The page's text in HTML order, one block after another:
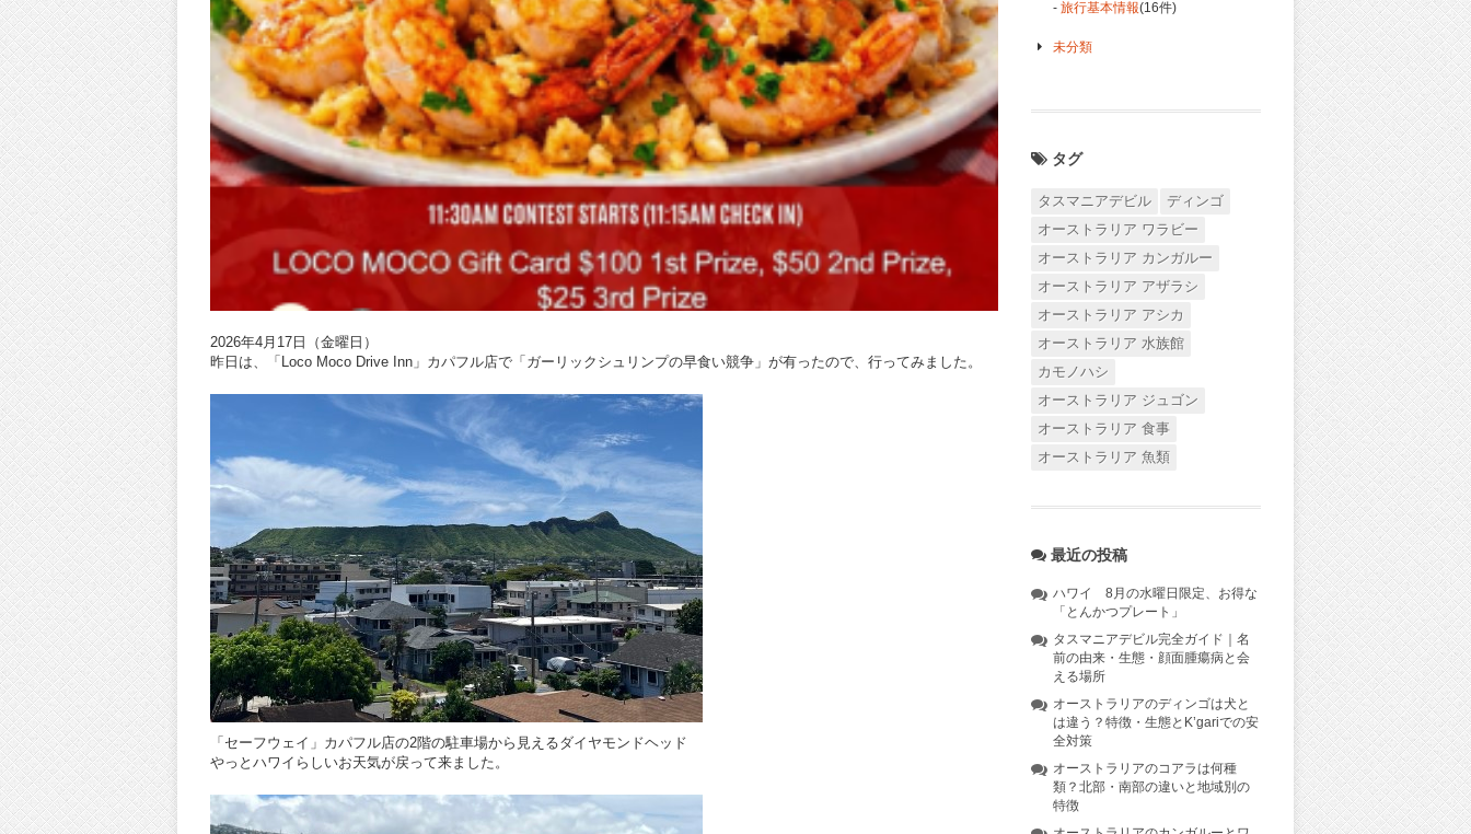
2026年4月17日（金曜日）
昨日は、「Loco Moco Drive Inn」カパフル店で「ガーリックシュリンプの早食い競争」が有ったので、行ってみました。
「セーフウェイ」カパフル店の2階の駐車場から見えるダイヤモンドヘッド
やっとハワイらしいお天気が戻って来ました。
- 旅行基本情報(16件)
未分類
タグ
タスマニアデビル
ディンゴ
オーストラリア ワラビー
オーストラリア カンガルー
オーストラリア アザラシ
オーストラリア アシカ
オーストラリア 水族館
カモノハシ
オーストラリア ジュゴン
オーストラリア 食事
オーストラリア 魚類
最近の投稿
ハワイ 8月の水曜日限定、お得な
「とんかつプレート」
タスマニアデビル完全ガイド｜名
前の由来・生態・顔面腫瘍病と会
える場所
オーストラリアのディンゴは犬と
は違う？特徴・生態とK’gariでの安
全対策
オーストラリアのコアラは何種
類？北部・南部の違いと地域別の
特徴